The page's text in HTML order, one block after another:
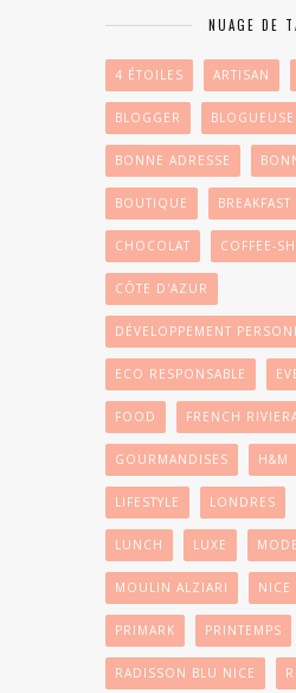
NUAGE DE
4 ÉTOILES ARTISAN
BLOGGER BLOGUEUSE
BONNE ADRESSE
BOUTIQUE BREAKFAST
CHOCOLAT COFFEE-
CÔTE D'AZUR
DÉVELOPPEMENT
ECO RESPONSABLE
FOOD FRENCH
GOURMANDISES H&M
LIFESTYLE LONDRES
LUNCH LUXE MODE
MOULIN ALZIARI NICE
PRIMARK PRINTEMPS
RADISSON BLU NICE